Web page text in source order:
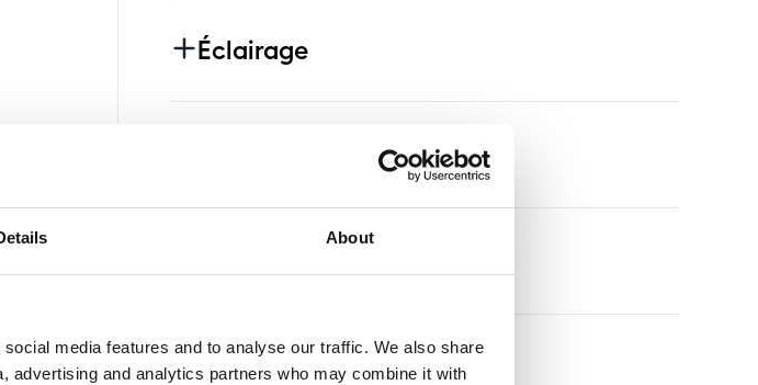
About
media features and to analyse our traffic. We also share
advertising and analytics partners who may combine it with
Éclairage
Divers